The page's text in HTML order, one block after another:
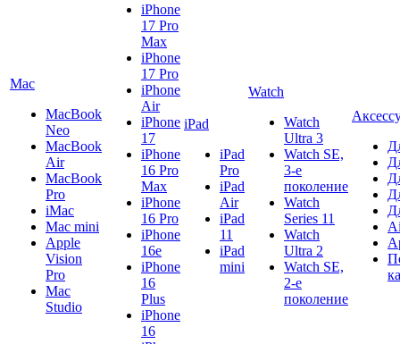
Mac
MacBook
Neo
MacBook
Air
MacBook
Pro
iMac
Mac mini
Apple
Vision
Pro
Mac
Studio
iPhone
17 Pro
Max
iPhone
17 Pro
iPhone
Air
iPhone
17
iPhone
16 Pro
Max
iPhone
16 Pro
iPhone
16e
iPhone
16
Plus
iPhone
16
iPad
iPad
Pro
iPad
Air
iPad
11
iPad
mini
Watch
Watch
Ultra 3
Watch SE,
3-е
поколение
Watch
Series 11
Watch
Ultra 2
Watch SE,
2-е
поколение